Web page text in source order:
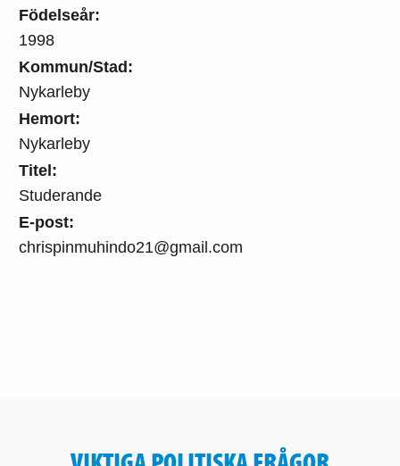
Födelseår:
1998
Kommun/Stad:
Nykarleby
Hemort:
Nykarleby
Titel:
Studerande
E-post:
chrispinmuhindo21@gmail.com